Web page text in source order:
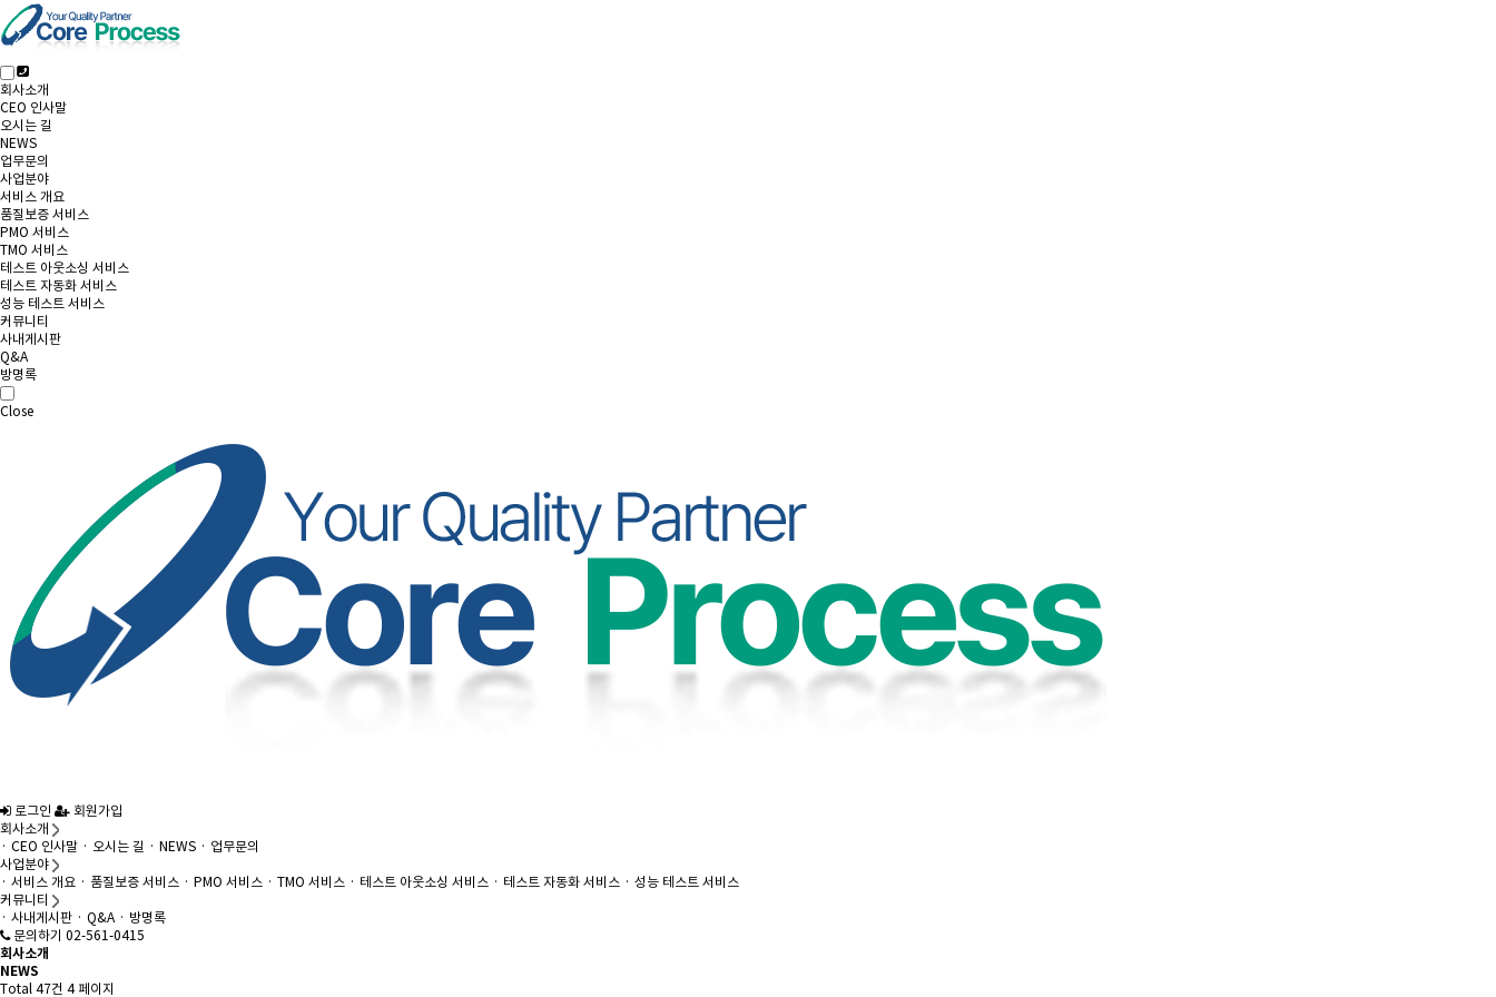
회사소개
CEO 인사말
오시는 길
NEWS
업무문의
사업분야
서비스 개요
품질보증 서비스
PMO 서비스
TMO 서비스
테스트 아웃소싱 서비스
테스트 자동화 서비스
성능 테스트 서비스
커뮤니티
사내게시판
Q&A
방명록
Close
로그인
회원가입
회사소개
· CEO 인사말 · 오시는 길 · NEWS · 업무문의
사업분야
· 서비스 개요 · 품질보증 서비스 · PMO 서비스 · TMO 서비스 · 테스트 아웃소싱 서비스 · 테스트 자동화 서비스 · 성능 테스트 서비스
커뮤니티
· 사내게시판 · Q&A · 방명록
문의하기 02-561-0415
회사소개
NEWS
Total 47건 4 페이지